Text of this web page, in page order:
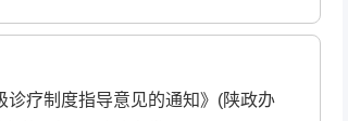
疗制度指导意见的通知》(陕政办